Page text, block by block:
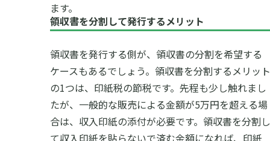
ます。
領収書を分割して発行するメリット
領収書を発行する側が、領収書の分割を希望する
ケースもあるでしょう。領収書を分割するメリット
の1つは、印紙税の節税です。先程も少し触れまし
たが、一般的な販売による金額が5万円を超える場
合は、収入印紙の添付が必要です。領収書を分割し
て収入印紙を貼らないで済む金額になれば、印紙